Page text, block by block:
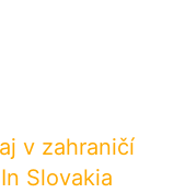
v zahraničí
Slovakia